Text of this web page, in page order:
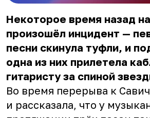
Некоторое время назад
произошёл инцидент —
песни скинула туфли, и
одна из них прилетела
гитаристу за спиной
Во время перерыва к
и рассказала, что у